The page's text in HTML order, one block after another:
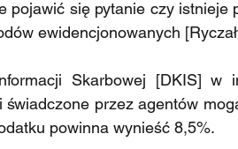
pojawić się pytanie czy istnieje
ewidencjonowanych
Skarbowej [DKIS] w
świadczone przez agentów
powinna wynieść 8,5%.